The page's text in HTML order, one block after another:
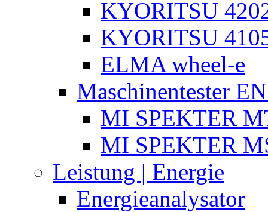
KYORITSU
KYORITSU
ELMA wheel-e
Maschinentester
MI SPEKTER
MI SPEKTER
Leistung | Energie
Energieanalysator